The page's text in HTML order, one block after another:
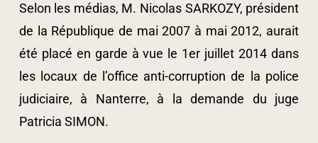
Selon les médias, M. Nicolas SARKOZY, président
de la République de mai 2007 à mai 2012, aurait
été placé en garde à vue le 1er juillet 2014 dans
les locaux de l’office anti-corruption de la police
judiciaire, à Nanterre, à la demande du juge
Patricia SIMON.